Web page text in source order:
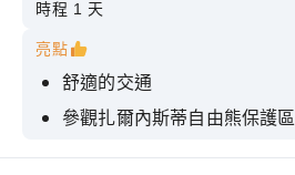
時程 1 天
亮點
舒適的交通
參觀扎爾內斯蒂自由熊保護區
布蘭城堡（德古拉城堡）